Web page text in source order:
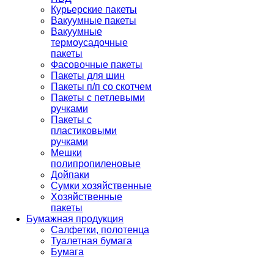
Курьерские пакеты
Вакуумные пакеты
Вакуумные
термоусадочные
пакеты
Фасовочные пакеты
Пакеты для шин
Пакеты п/п со скотчем
Пакеты с петлевыми
ручками
Пакеты с
пластиковыми
ручками
Мешки
полипропиленовые
Дойпаки
Сумки хозяйственные
Хозяйственные
пакеты
Бумажная продукция
Салфетки, полотенца
Туалетная бумага
Бумага